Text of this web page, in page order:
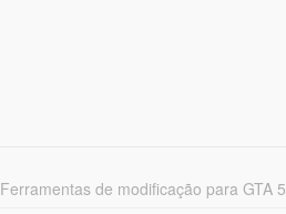
Ferramentas de modificação para GTA 5